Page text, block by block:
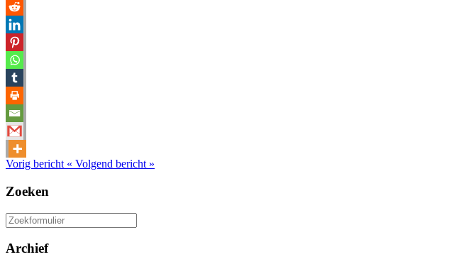
Vorig bericht « Volgend bericht »
Zoeken
Zoeken
naar:
Archief